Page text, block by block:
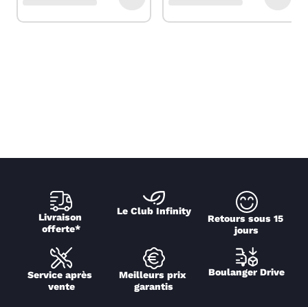
Livraison
offerte*
Le Club Infinity
Retours sous 15
jours
Service après
vente
Meilleurs prix
garantis
Boulanger Drive